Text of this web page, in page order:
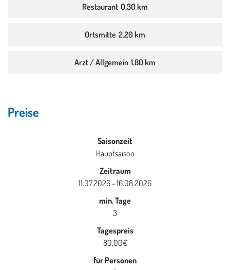
Restaurant 0.30 km
Ortsmitte 2.20 km
Arzt / Allgemein 1.80 km
Preise
Saisonzeit
Hauptsaison
Zeitraum
11.07.2026 - 16.08.2026
min. Tage
3
Tagespreis
80,00€
für Personen